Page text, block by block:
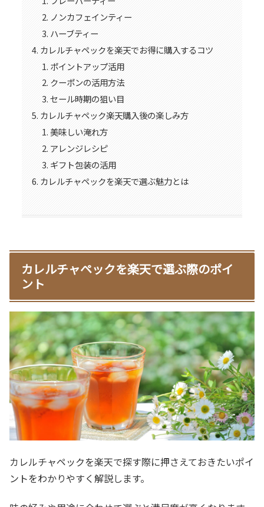
ノンカフェインティー
ハーブティー
カレルチャペックを楽天でお得に購入するコツ
ポイントアップ活用
クーポンの活用方法
セール時期の狙い目
カレルチャペック楽天購入後の楽しみ方
美味しい淹れ方
アレンジレシピ
ギフト包装の活用
カレルチャペックを楽天で選ぶ魅力とは
カレルチャペックを楽天で選ぶ際のポイ
ント
カレルチャペックを楽天で探す際に押さえておきたいポイ
ントをわかりやすく解説します。